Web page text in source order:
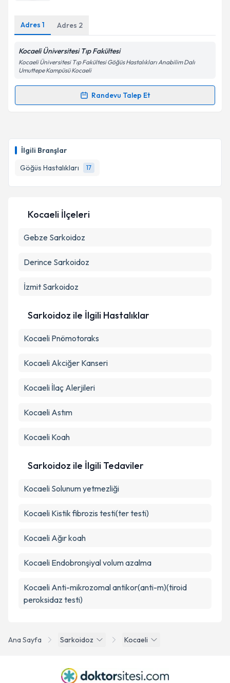
İlgili Branşlar
Göğüs Hastalıkları
17
Kişisel verilerimin işlenmesine ilişkinAydınlatma
Metni'ni okudum ve kişisel verilerimin belirtilen
Adres 1 Adres 2
Kocaeli Üniversitesi Tıp Fakültesi
Kocaeli Üniversitesi Tıp Fakültesi Göğüs Hastalıkları Anabilim Dalı
Umuttepe Kampüsü Kocaeli
Randevu Talep Et
Randevu Takvimi Talebi
takvim hazırlandığında e-posta ile bilgilendireceğiz.
E-posta Adresiniz
Metni'ni okudum ve kişisel verilerimin belirtilen
Ana Sayfa Sarkoidoz Kocaeli
Kocaeli İlçeleri
Gebze Sarkoidoz
Derince Sarkoidoz
İzmit Sarkoidoz
Sarkoidoz ile İlgili Hastalıklar
Kocaeli Pnömotoraks
Kocaeli Akciğer Kanseri
Kocaeli İlaç Alerjileri
Kocaeli Astım
Kocaeli Koah
Sarkoidoz ile İlgili Tedaviler
Kocaeli Solunum yetmezliği
Kocaeli Kistik fibrozis testi(ter testi)
Kocaeli Ağır koah
Kocaeli Endobronşiyal volum azalma
Kocaeli Anti-mikrozomal antikor(anti-m)(tiroid
peroksidaz testi)